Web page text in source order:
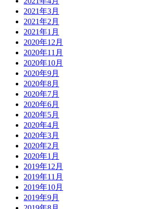
2021年3月
2021年2月
2021年1月
2020年12月
2020年11月
2020年10月
2020年9月
2020年8月
2020年7月
2020年6月
2020年5月
2020年4月
2020年3月
2020年2月
2020年1月
2019年12月
2019年11月
2019年10月
2019年9月